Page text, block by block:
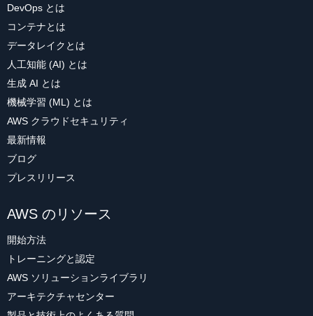
DevOps とは
コンテナとは
データレイクとは
人工知能 (AI) とは
生成 AI とは
機械学習 (ML) とは
AWS クラウドセキュリティ
最新情報
ブログ
プレスリリース
AWS のリソース
開始方法
トレーニングと認定
AWS ソリューションライブラリ
アーキテクチャセンター